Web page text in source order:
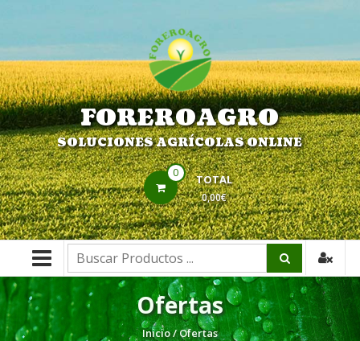
FOREROAGRO
SOLUCIONES AGRÍCOLAS ONLINE
0 TOTAL
0,00€
Buscar:
Ofertas
Inicio/ Ofertas